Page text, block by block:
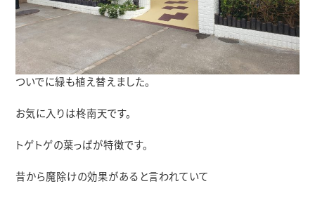
ついでに緑も植え替えました。
お気に入りは柊南天です。
トゲトゲの葉っぱが特徴です。
昔から魔除けの効果があると言われていて